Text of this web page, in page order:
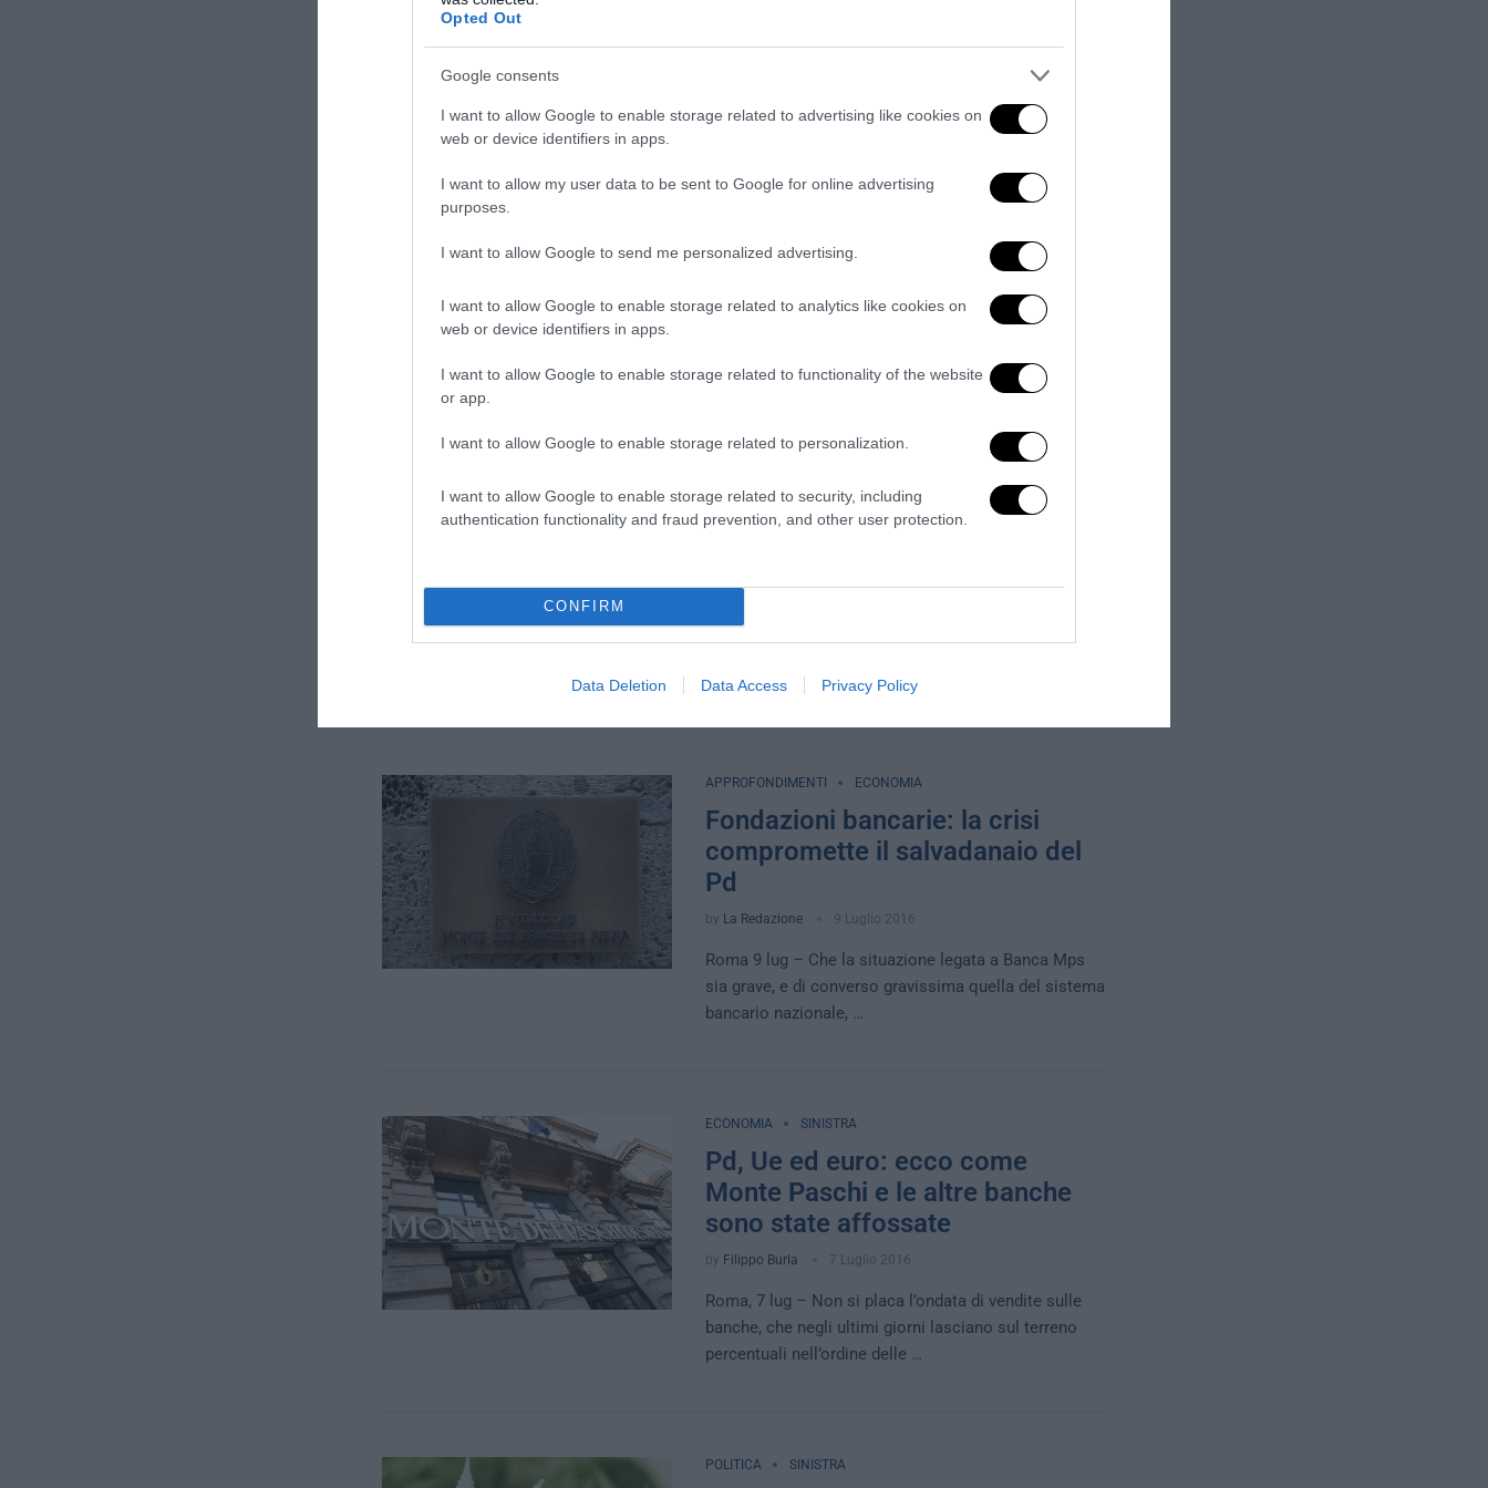
Opted Out
Google consents
I want to allow Google to enable storage related to advertising like cookies on
web or device identifiers in apps.
I want to allow my user data to be sent to Google for online advertising
purposes.
I want to allow Google to send me personalized advertising.
I want to allow Google to enable storage related to analytics like cookies on
web or device identifiers in apps.
I want to allow Google to enable storage related to functionality of the website
or app.
I want to allow Google to enable storage related to personalization.
I want to allow Google to enable storage related to security, including
authentication functionality and fraud prevention, and other user protection.
CONFIRM
Data Deletion Data Access Privacy Policy
Firenze: antifascisti assaltano
sede di CasaPound (chiusa), i
Firenze, 4 ago – Il capoluogo toscano sembra essere
Brogli elettorali: Viareggio è nel
Viareggio, 15 lug – Nella città del carnevale si tornerà
a votare per eleggere il Sindaco. È quanto ha stabilito
APPROFONDIMENTI ECONOMIA
Fondazioni bancarie: la crisi
compromette il salvadanaio del
Pd
by La Redazione 9 Luglio 2016
Roma 9 lug – Che la situazione legata a Banca Mps
sia grave, e di converso gravissima quella del sistema
bancario nazionale, …
ECONOMIA SINISTRA
Pd, Ue ed euro: ecco come
Monte Paschi e le altre banche
sono state affossate
by Filippo Burla 7 Luglio 2016
Roma, 7 lug – Non si placa l’ondata di vendite sulle
banche, che negli ultimi giorni lasciano sul terreno
percentuali nell’ordine delle …
POLITICA SINISTRA